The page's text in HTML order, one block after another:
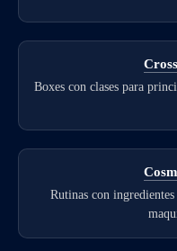
Boxes con clases para
Rutinas con